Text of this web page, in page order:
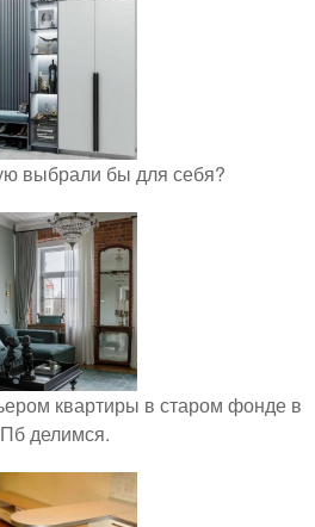
выбрали бы для себя?
квартиры в старом фонде в
делимся.